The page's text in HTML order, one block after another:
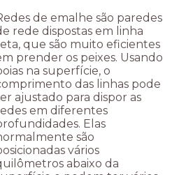
de emalhe são paredes
rede dispostas em linha
que são muito eficientes
prender os peixes. Usando
na superfície, o
das linhas pode
ajustado para dispor as
em diferentes
Elas
são
vários
abaixo da